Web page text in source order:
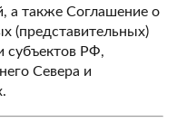
а также Соглашение о
(представительных)
субъектов РФ,
Севера и